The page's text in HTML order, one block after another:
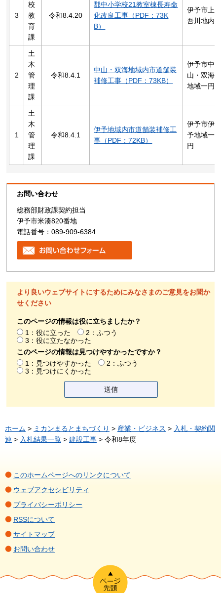
3
校
教
育
課
令和8.4.20
郡中小学校21教室棟長寿命
化改良工事（PDF：73K
B）
伊予市上
吾川地内
2
土
木
管
理
課
令和8.4.1
中山・双海地域内市道舗装
補修工事（PDF：73KB）
伊予市中
山・双海
地域一円
1
土
木
管
理
課
令和8.4.1
伊予地域内市道舗装補修工
事（PDF：72KB）
伊予市伊
予地域一
円
お問い合わせ
総務部財政課契約担当
伊予市米湊820番地
電話番号：089-909-6384
より良いウェブサイトにするためにみなさまのご意見をお聞か
せください
このページの情報は役に立ちましたか？
1：役に立った
2：ふつう
3：役に立たなかった
このページの情報は見つけやすかったですか？
1：見つけやすかった
2：ふつう
3：見つけにくかった
ホーム > ミカンまるとまちづくり > 産業・ビジネス > 入札・契約関
連 > 入札結果一覧 > 建設工事 > 令和8年度
このホームページへのリンクについて
ウェブアクセシビリティ
プライバシーポリシー
RSSについて
サイトマップ
お問い合わせ